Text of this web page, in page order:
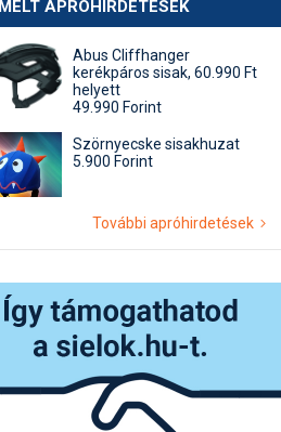
APRÓHIRDETÉSEK
Abus Cliffhanger
kerékpáros sisak, 60.990 Ft
helyett
49.990 Forint
Szörnyecske sisakhuzat
5.900 Forint
További apróhirdetések